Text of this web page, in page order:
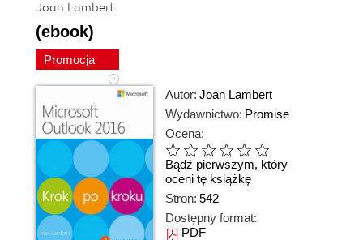
Joan Lambert
(ebook)
Promocja
Autor: Joan Lambert
Wydawnictwo: Promise
Ocena:
Bądź pierwszym, który
oceni tę książkę
Stron: 542
Dostępny format:
PDF